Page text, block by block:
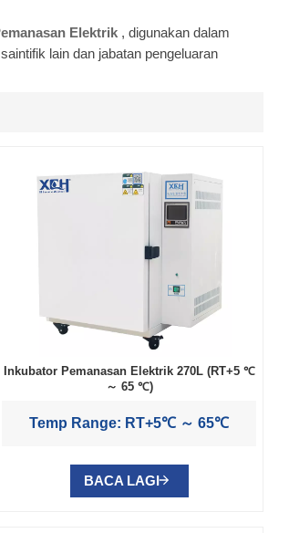
Elektrik , digunakan dalam
lain dan jabatan pengeluaran
Inkubator Pemanasan Elektrik 270L (RT+5 ℃
～ 65 ℃)
Temp Range: RT+5℃ ～ 65℃
BACA LAGI